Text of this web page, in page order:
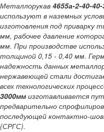
Металлорукав 4655а-2-40-
используют в наземных
изготовления под приварку
мм, рабочее давление
мм. При производстве
толщиной 0,15 - 0,40 мм.
надежность данных
нержавеющей стали
всех технологических
3000мм изготавливается
предварительно
последующей контактно-
(СРГС).